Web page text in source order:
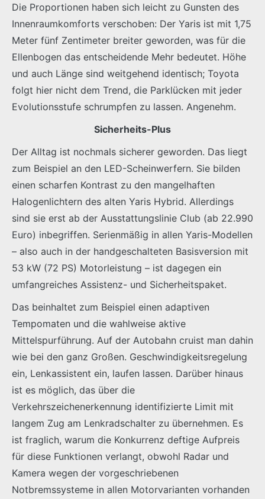
Die Proportionen haben sich leicht zu Gunsten des
Innenraumkomforts verschoben: Der Yaris ist mit 1,75
Meter fünf Zentimeter breiter geworden, was für die
Ellenbogen das entscheidende Mehr bedeutet. Höhe
und auch Länge sind weitgehend identisch; Toyota
folgt hier nicht dem Trend, die Parklücken mit jeder
Evolutionsstufe schrumpfen zu lassen. Angenehm.
Sicherheits-Plus
Der Alltag ist nochmals sicherer geworden. Das liegt
zum Beispiel an den LED-Scheinwerfern. Sie bilden
einen scharfen Kontrast zu den mangelhaften
Halogenlichtern des alten Yaris Hybrid. Allerdings
sind sie erst ab der Ausstattungslinie Club (ab 22.990
Euro) inbegriffen. Serienmäßig in allen Yaris-Modellen
– also auch in der handgeschalteten Basisversion mit
53 kW (72 PS) Motorleistung – ist dagegen ein
umfangreiches Assistenz- und Sicherheitspaket.
Das beinhaltet zum Beispiel einen adaptiven
Tempomaten und die wahlweise aktive
Mittelspurführung. Auf der Autobahn cruist man dahin
wie bei den ganz Großen. Geschwindigkeitsregelung
ein, Lenkassistent ein, laufen lassen. Darüber hinaus
ist es möglich, das über die
Verkehrszeichenerkennung identifizierte Limit mit
langem Zug am Lenkradschalter zu übernehmen. Es
ist fraglich, warum die Konkurrenz deftige Aufpreis
für diese Funktionen verlangt, obwohl Radar und
Kamera wegen der vorgeschriebenen
Notbremssysteme in allen Motorvarianten vorhanden